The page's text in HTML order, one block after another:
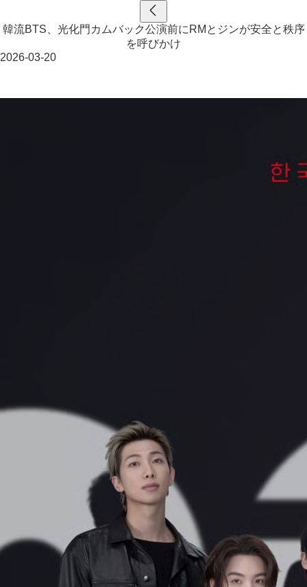
韓流BTS、光化門カムバック公演前にRMとジンが安全と秩序
を呼びかけ
2026-03-20